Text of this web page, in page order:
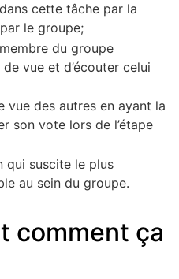
cette tâche par la
le groupe;
du groupe
vue et d’écouter celui
vue des autres en ayant la
son vote lors de l’étape
qui suscite le plus
au sein du groupe.
comment ça